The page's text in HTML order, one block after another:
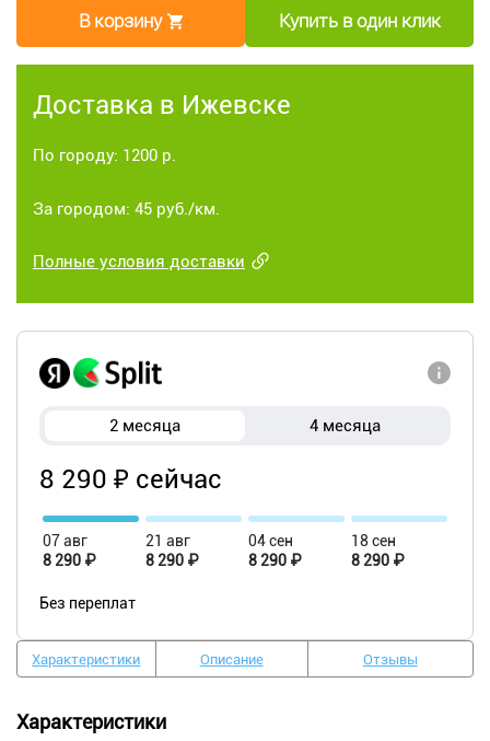
В корзину Купить в один клик
Доставка в Ижевске
По городу: 1200 р.
За городом: 45 руб./км.
Полные условия доставки
2 месяца 4 месяца
8 290 ₽ сейчас
07 авг
8 290 ₽
21 авг
8 290 ₽
04 сен
8 290 ₽
18 сен
8 290 ₽
Без переплат
Характеристики Описание Отзывы
Характеристики